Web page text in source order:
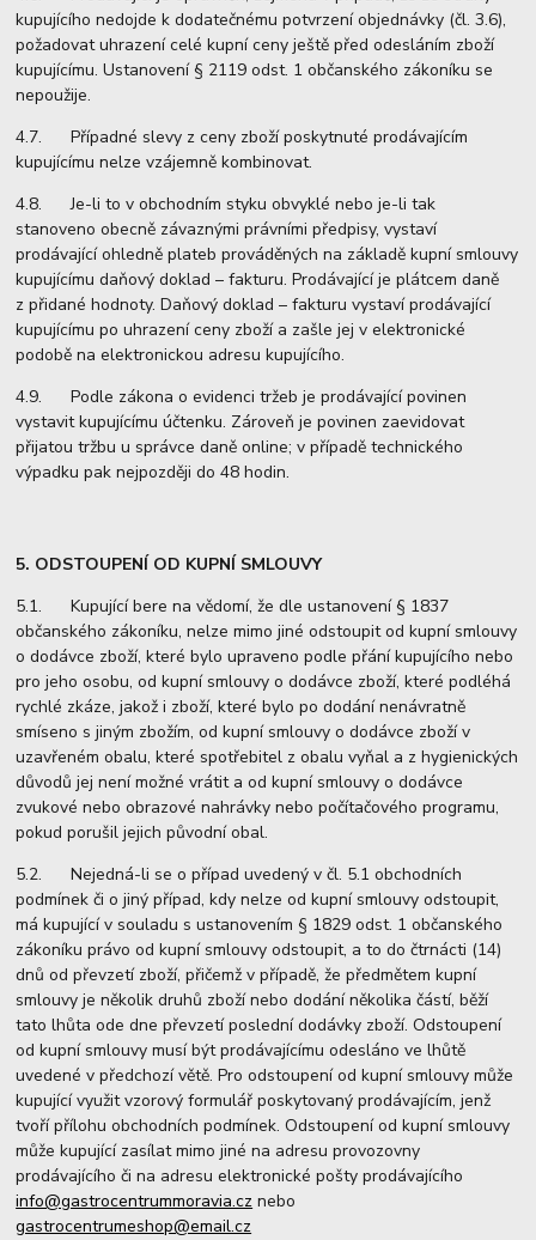
kupujícího nedojde k dodatečnému potvrzení objednávky (čl. 3.6),
požadovat uhrazení celé kupní ceny ještě před odesláním zboží
kupujícímu. Ustanovení § 2119 odst. 1 občanského zákoníku se
nepoužije.
4.7. Případné slevy z ceny zboží poskytnuté prodávajícím
kupujícímu nelze vzájemně kombinovat.
4.8. Je-li to v obchodním styku obvyklé nebo je-li tak
stanoveno obecně závaznými právními předpisy, vystaví
prodávající ohledně plateb prováděných na základě kupní smlouvy
kupujícímu daňový doklad – fakturu. Prodávající je plátcem daně
z přidané hodnoty. Daňový doklad – fakturu vystaví prodávající
kupujícímu po uhrazení ceny zboží a zašle jej v elektronické
podobě na elektronickou adresu kupujícího.
4.9. Podle zákona o evidenci tržeb je prodávající povinen
vystavit kupujícímu účtenku. Zároveň je povinen zaevidovat
přijatou tržbu u správce daně online; v případě technického
výpadku pak nejpozději do 48 hodin.
5. ODSTOUPENÍ OD KUPNÍ SMLOUVY
5.1. Kupující bere na vědomí, že dle ustanovení § 1837
občanského zákoníku, nelze mimo jiné odstoupit od kupní smlouvy
o dodávce zboží, které bylo upraveno podle přání kupujícího nebo
pro jeho osobu, od kupní smlouvy o dodávce zboží, které podléhá
rychlé zkáze, jakož i zboží, které bylo po dodání nenávratně
smíseno s jiným zbožím, od kupní smlouvy o dodávce zboží v
uzavřeném obalu, které spotřebitel z obalu vyňal a z hygienických
důvodů jej není možné vrátit a od kupní smlouvy o dodávce
zvukové nebo obrazové nahrávky nebo počítačového programu,
pokud porušil jejich původní obal.
5.2. Nejedná-li se o případ uvedený v čl. 5.1 obchodních
podmínek či o jiný případ, kdy nelze od kupní smlouvy odstoupit,
má kupující v souladu s ustanovením § 1829 odst. 1 občanského
zákoníku právo od kupní smlouvy odstoupit, a to do čtrnácti (14)
dnů od převzetí zboží, přičemž v případě, že předmětem kupní
smlouvy je několik druhů zboží nebo dodání několika částí, běží
tato lhůta ode dne převzetí poslední dodávky zboží. Odstoupení
od kupní smlouvy musí být prodávajícímu odesláno ve lhůtě
uvedené v předchozí větě. Pro odstoupení od kupní smlouvy může
kupující využit vzorový formulář poskytovaný prodávajícím, jenž
tvoří přílohu obchodních podmínek. Odstoupení od kupní smlouvy
může kupující zasílat mimo jiné na adresu provozovny
prodávajícího či na adresu elektronické pošty prodávajícího
info@gastrocentrummoravia.cz nebo
gastrocentrumeshop@email.cz